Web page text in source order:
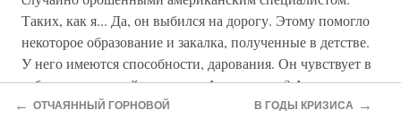
Таких, как я... Да, он выбился на дорогу. Этому помогло
некоторое образование и закалка, полученные в детстве.
У него имеются способности, дарования. Он чувствует в
себе неиссякаемый запас сил. А его друзья? А тысячи
выходцев из крестьянской бедноты? Сколько талантов
← ОТЧАЯННЫЙ ГОРНОВОЙ В ГОДЫ КРИЗИСА →